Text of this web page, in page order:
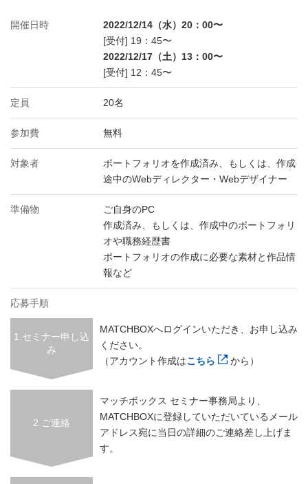
開催日時
2022/12/14（水）20：00〜
[受付] 19：45〜
2022/12/17（土）13：00〜
[受付] 12：45〜
定員 20名
参加費 無料
対象者
ポートフォリオを作成済み、もしくは、作成
途中のWebディレクター・Webデザイナー
準備物
ご自身のPC
作成済み、もしくは、作成中のポートフォリ
オや職務経歴書
ポートフォリオの作成に必要な素材と作品情
報など
応募手順
1.セミナー申し込
み
MATCHBOXへログインいただき、お申し込み
ください。
（アカウント作成はこちら から）
2.ご連絡
マッチボックス セミナー事務局より、
MATCHBOXに登録していただいているメール
アドレス宛に当日の詳細のご連絡差し上げま
す。